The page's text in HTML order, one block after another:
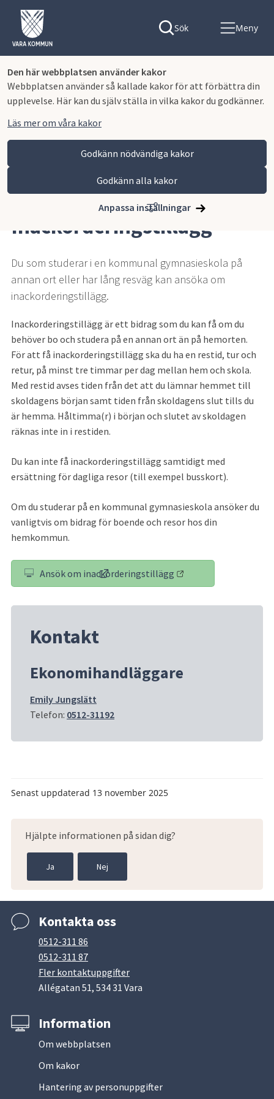
Den här webbplatsen använder kakor
Webbplatsen använder så kallade kakor för att förbättra din
upplevelse. Här kan du själv ställa in vilka kakor du godkänner.
Läs mer om våra kakor
Godkänn nödvändiga kakor
Godkänn alla kakor
Anpassa inställningar
Sök Meny
Lagmansgymnasiet Om skolan Inackorderingstillägg
Inackorderingstillägg
Du som studerar i en kommunal gymnasieskola på
annan ort eller har lång resväg kan ansöka om
inackorderingstillägg.
Inackorderin­gstillägg är ett bidrag som du kan få om du
behöver bo och studera på en annan ort än på hemorten.
För att få inackorderings­tillägg ska du ha en restid, tur och
retur, på minst tre timmar per dag mellan hem och skola.
Med restid avses tiden från det att du lämnar hemmet till
skoldagens början samt tiden från skoldagens slut tills du
är hemma. Håltimma(r) i början och slutet av skoldagen
räknas inte in i restiden.
Du kan inte få inackorderingstillägg samtidigt med
ersättning för dagliga resor (till exempel busskort).
Om du studerar på en kommunal gymnasieskola ansöker du
vanligtvis om bidrag för boende och resor hos din
hemkommun.
Ansök om inackorderingstillägg
(länk till annan webbplats)
Kontakt
Ekonomihandläggare
Emily Jungslätt
Telefon: 0512-31192
Senast uppdaterad 13 november 2025
Hjälpte informationen på sidan dig?
Ja Nej
Kontakta oss
0512-311 86
0512-311 87
Fler kontaktuppgifter
Allégatan 51, 534 31 Vara
Information
Om webbplatsen
Om kakor
Hantering av personuppgifter